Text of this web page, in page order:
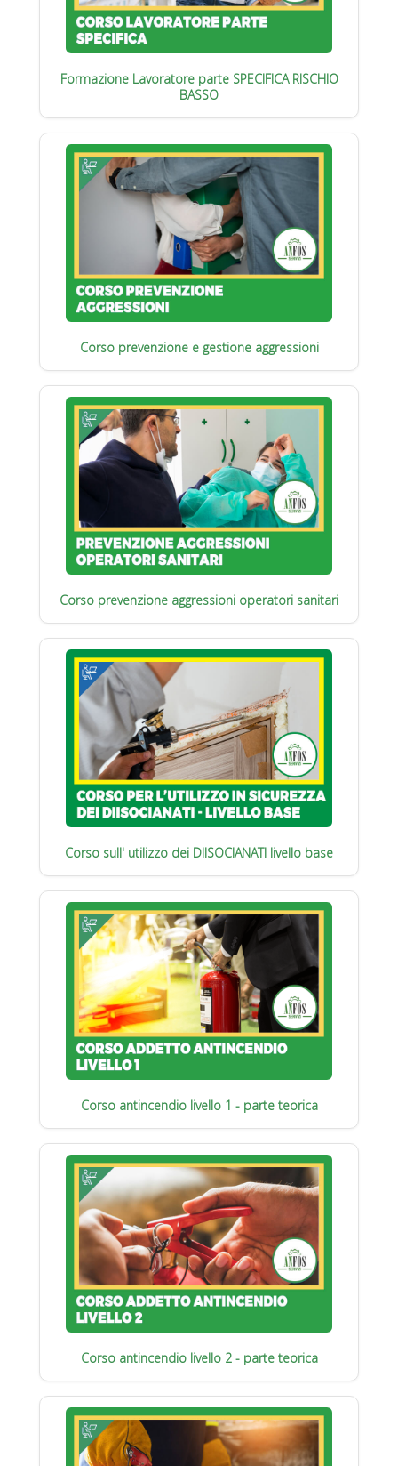
Formazione Lavoratore parte SPECIFICA RISCHIO
BASSO
Corso prevenzione e gestione aggressioni
Corso prevenzione aggressioni operatori sanitari
Corso sull' utilizzo dei DIISOCIANATI livello base
Corso antincendio livello 1 - parte teorica
Corso antincendio livello 2 - parte teorica